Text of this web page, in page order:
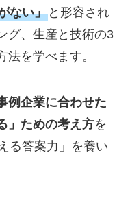
ない」と形容され
グ、生産と技術の3
を学べます。
例企業に合わせた
」ための考え方を
る答案力」を養い